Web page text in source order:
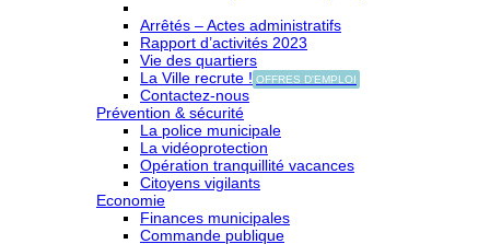
Arrêtés – Actes administratifs
Rapport d’activités 2023
Vie des quartiers
La Ville recrute ! OFFRES D'EMPLOI
Contactez-nous
Prévention & sécurité
La police municipale
La vidéoprotection
Opération tranquillité vacances
Citoyens vigilants
Economie
Finances municipales
Commande publique